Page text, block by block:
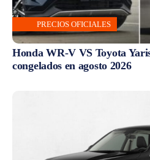
PRECIOS OFICIALES
Honda WR-V VS Toyota
congelados en agosto 2026